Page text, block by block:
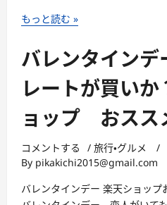
バ
ン
タ
イ
ン
デ
ー、
ホ
ワ
ト
もっと読む »
バレンタインデ
レートが買い
ョップ おスス
コメントする / 旅行・グルメ
/
By pikakichi2015@gmail.com
バレンタインデー 楽天ショッ